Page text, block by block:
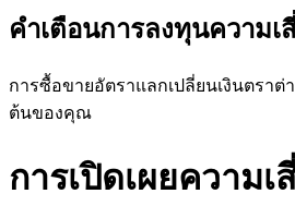
คำเตือนการลงทุนความเ
การซื้อขายอัตราแลกเปลี่ยนเงินตรา
ต้นของคุณ
การเปิดเผยความเ